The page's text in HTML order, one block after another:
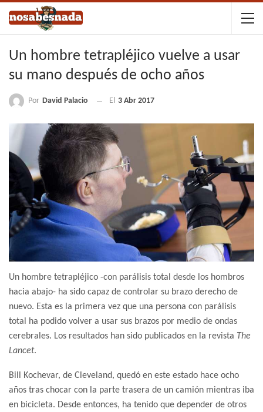
Un hombre tetrapléjico vuelve a usar
su mano después de ocho años
Por David Palacio El 3 Abr 2017
Un hombre tetrapléjico -con parálisis total desde los hombros
hacia abajo- ha sido capaz de controlar su brazo derecho de
nuevo. Esta es la primera vez que una persona con parálisis
total ha podido volver a usar sus brazos por medio de ondas
cerebrales. Los resultados han sido publicados en la revista The
Lancet.
Bill Kochevar, de Cleveland, quedó en este estado hace ocho
años tras chocar con la parte trasera de un camión mientras iba
en bicicleta. Desde entonces, ha tenido que depender de otros